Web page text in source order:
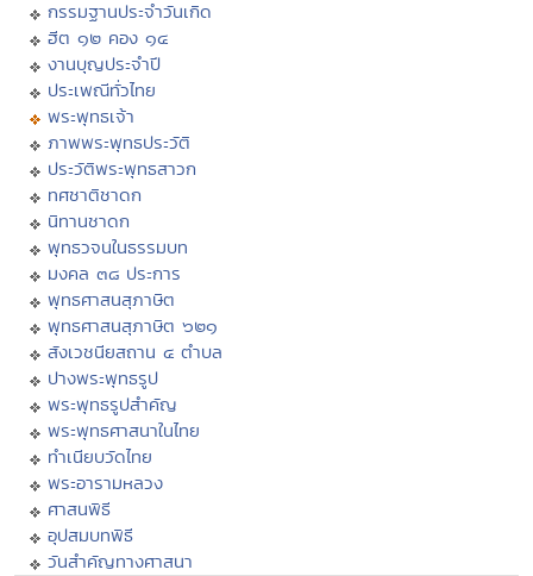
กรรมฐานประจำวันเกิด
ฮีต ๑๒ คอง ๑๔
งานบุญประจำปี
ประเพณีทั่วไทย
พระพุทธเจ้า
ภาพพระพุทธประวัติ
ประวัติพระพุทธสาวก
ทศชาติชาดก
นิทานชาดก
พุทธวจนในธรรมบท
มงคล ๓๘ ประการ
พุทธศาสนสุภาษิต
พุทธศาสนสุภาษิต ๖๒๑
สังเวชนียสถาน ๔ ตำบล
ปางพระพุทธรูป
พระพุทธรูปสำคัญ
พระพุทธศาสนาในไทย
ทำเนียบวัดไทย
พระอารามหลวง
ศาสนพิธี
อุปสมบทพิธี
วันสำคัญทางศาสนา